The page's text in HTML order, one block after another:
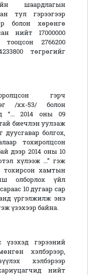
шаардлагын
тул гэрээгээр
болон хөрөнгө
нийт 17000000
2766200
төгрөгийг
гэрч
/хх-53/ болон
“... 2014 оны 09
биечлэн уулзаж
дуусгавар болгох,
тохиролцсон
дээр 2014 оны 10
хүлээж ...” гэж
тохирсон хамтын
олборлох үйл
10 дугаар сар
үргэлжилж энэ
үзэхээр байна.
үзэхэд гэрээний
хэлбэрээр,
хэлбэрээр
нийт